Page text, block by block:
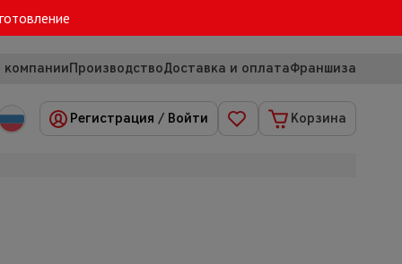
компанииПроизводствоДоставка и оплатаФраншиза
Регистрация / Войти Корзина